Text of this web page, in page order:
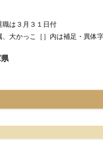
職は３月３１日付
大かっこ［］内は補足・異体